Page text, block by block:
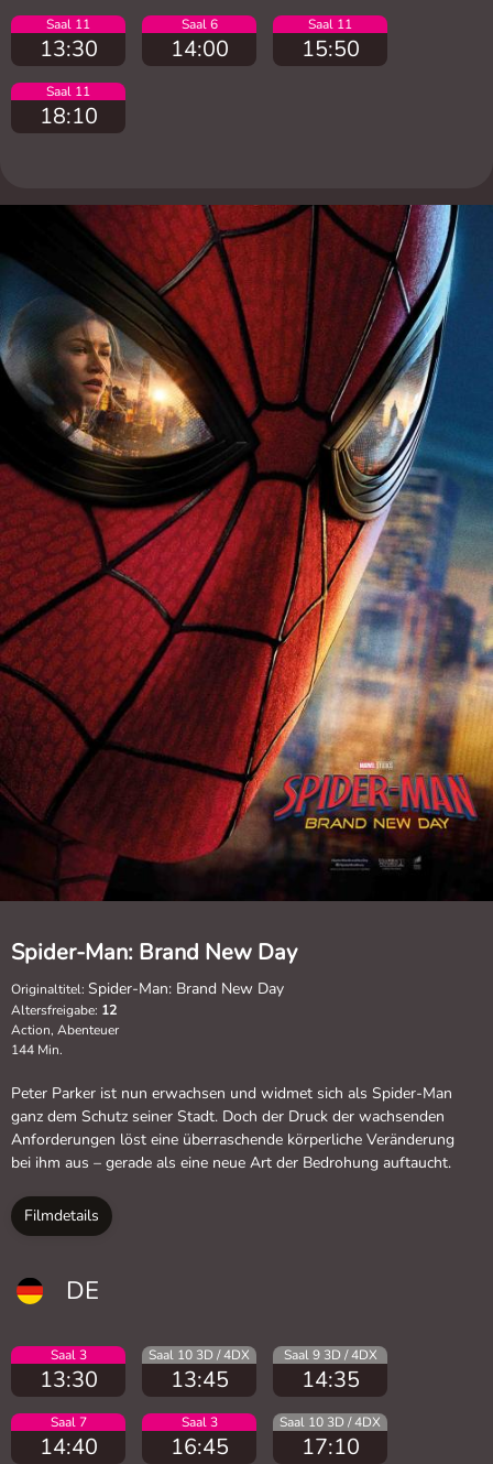
Saal 11
13:30
Saal 6
14:00
Saal 11
15:50
Saal 11
18:10
Spider-Man: Brand New Day
Originaltitel: Spider-Man: Brand New Day
Altersfreigabe: 12
Action, Abenteuer
144 Min.
Peter Parker ist nun erwachsen und widmet sich als Spider-Man
ganz dem Schutz seiner Stadt. Doch der Druck der wachsenden
Anforderungen löst eine überraschende körperliche Veränderung
bei ihm aus – gerade als eine neue Art der Bedrohung auftaucht.
Filmdetails
DE
Saal 3
13:30
Saal 10 3D / 4DX
13:45
Saal 9 3D / 4DX
14:35
Saal 7
14:40
Saal 3
16:45
Saal 10 3D / 4DX
17:10